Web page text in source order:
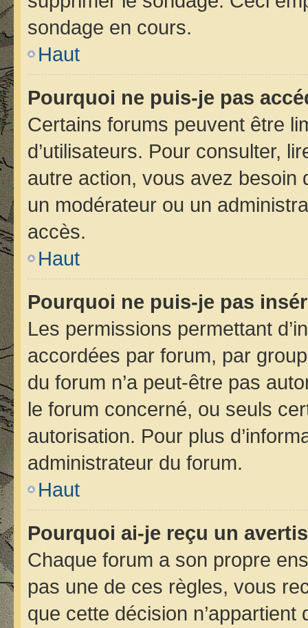
sondage en cours.
Haut
Pourquoi ne puis-je pas
Certains forums peuvent être
d’utilisateurs. Pour consulter,
autre action, vous avez besoin
un modérateur ou un
accès.
Haut
Pourquoi ne puis-je pas
Les permissions permettant
accordées par forum, par
du forum n’a peut-être pas
le forum concerné, ou seuls
autorisation. Pour plus
administrateur du forum.
Haut
Pourquoi ai-je reçu un
Chaque forum a son propre
pas une de ces règles, vous
que cette décision n’appartient